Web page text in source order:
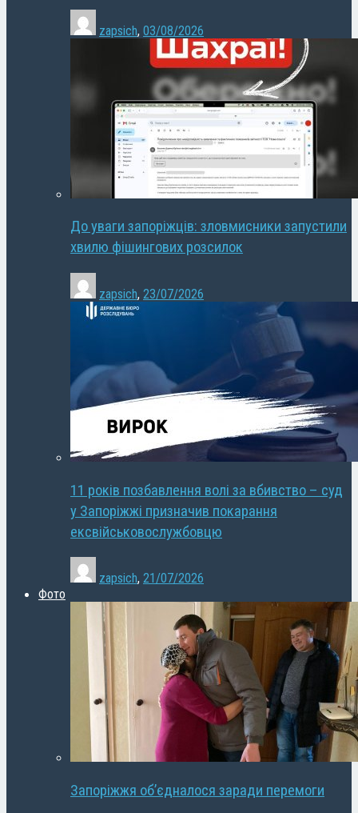
zapsich, 03/08/2026
До уваги запоріжців: зловмисники запустили
хвилю фішингових розсилок
zapsich, 23/07/2026
11 років позбавлення волі за вбивство – суд
у Запоріжжі призначив покарання
ексвійськовослужбовцю
zapsich, 21/07/2026
Фото
Запоріжжя об’єдналося заради перемоги